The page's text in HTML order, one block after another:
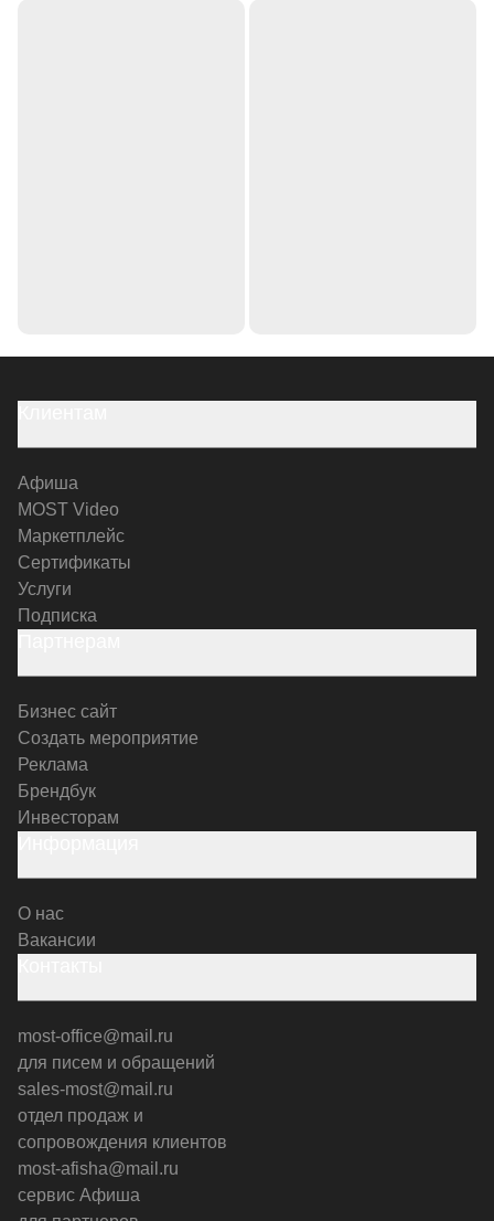
Афиша
MOST Video
Маркетплейс
Сертификаты
Услуги
Подписка
Бизнес сайт
Создать мероприятие
Реклама
Брендбук
Инвесторам
О нас
Вакансии
most-office@mail.ru
для писем и обращений
sales-most@mail.ru
отдел продаж и
сопровождения клиентов
most-afisha@mail.ru
сервис Афиша